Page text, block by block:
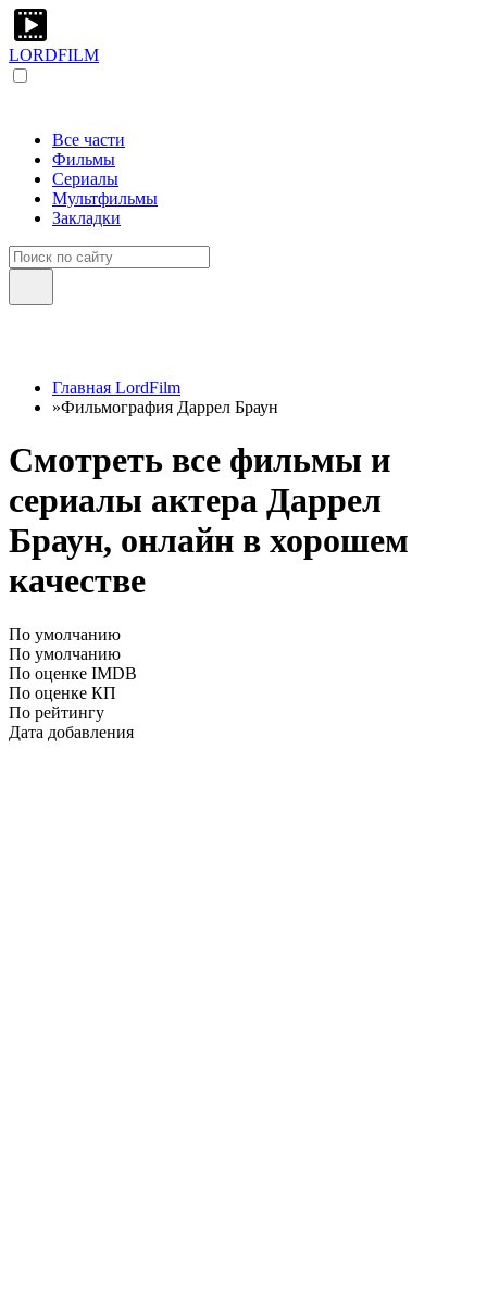
LORDFILM
Все части
Фильмы
Сериалы
Мультфильмы
Закладки
Главная LordFilm
»Фильмография Даррел Браун
Смотреть все фильмы и
сериалы актера Даррел
Браун, онлайн в хорошем
качестве
По умолчанию
По умолчанию
По оценке IMDB
По оценке КП
По рейтингу
Дата добавления